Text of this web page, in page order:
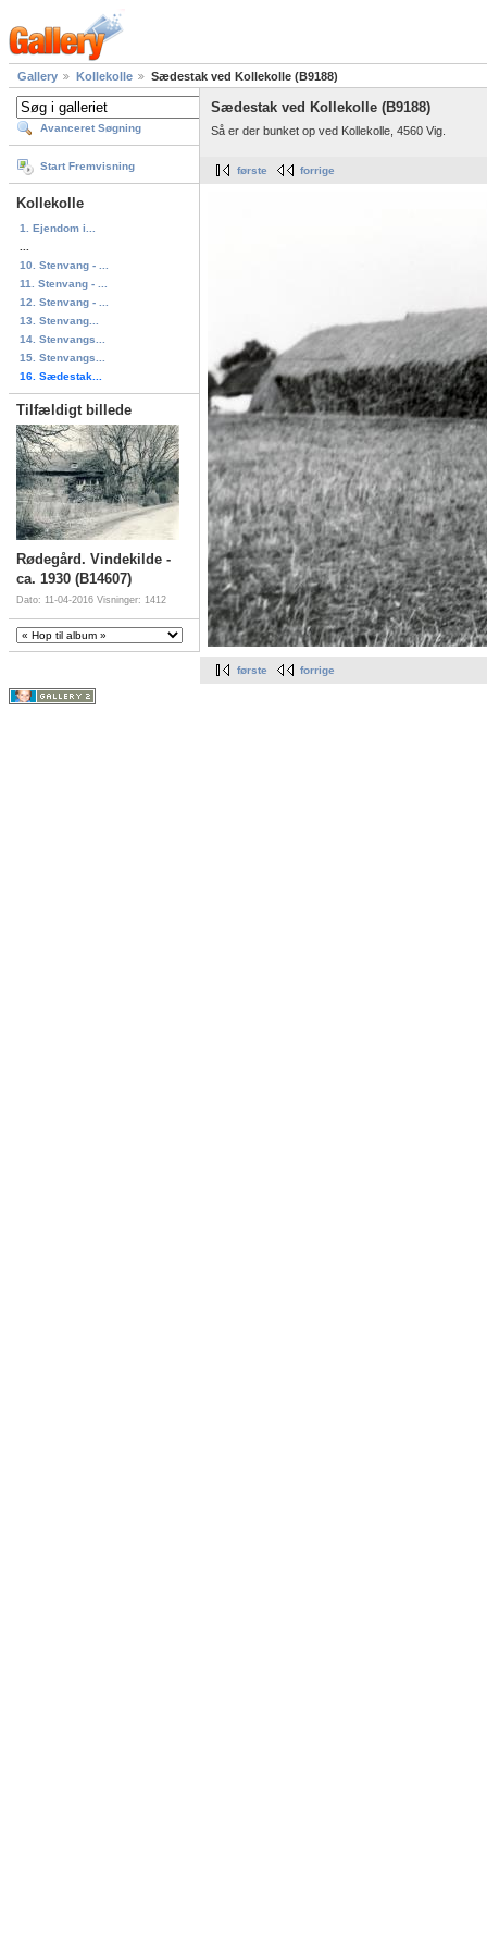
Gallery Kollekolle Sædestak ved Kollekolle (B9188)
Avanceret Søgning
Start Fremvisning
Kollekolle
1. Ejendom i...
10. Stenvang - ...
11. Stenvang - ...
12. Stenvang - ...
13. Stenvang...
14. Stenvangs...
15. Stenvangs...
16. Sædestak...
Tilfældigt billede
Rødegård. Vindekilde -
ca. 1930 (B14607)
Dato: 11-04-2016 Visninger: 1412
Sædestak ved Kollekolle (B9188)
Så er der bunket op ved Kollekolle, 4560 Vig.
første forrige
første forrige